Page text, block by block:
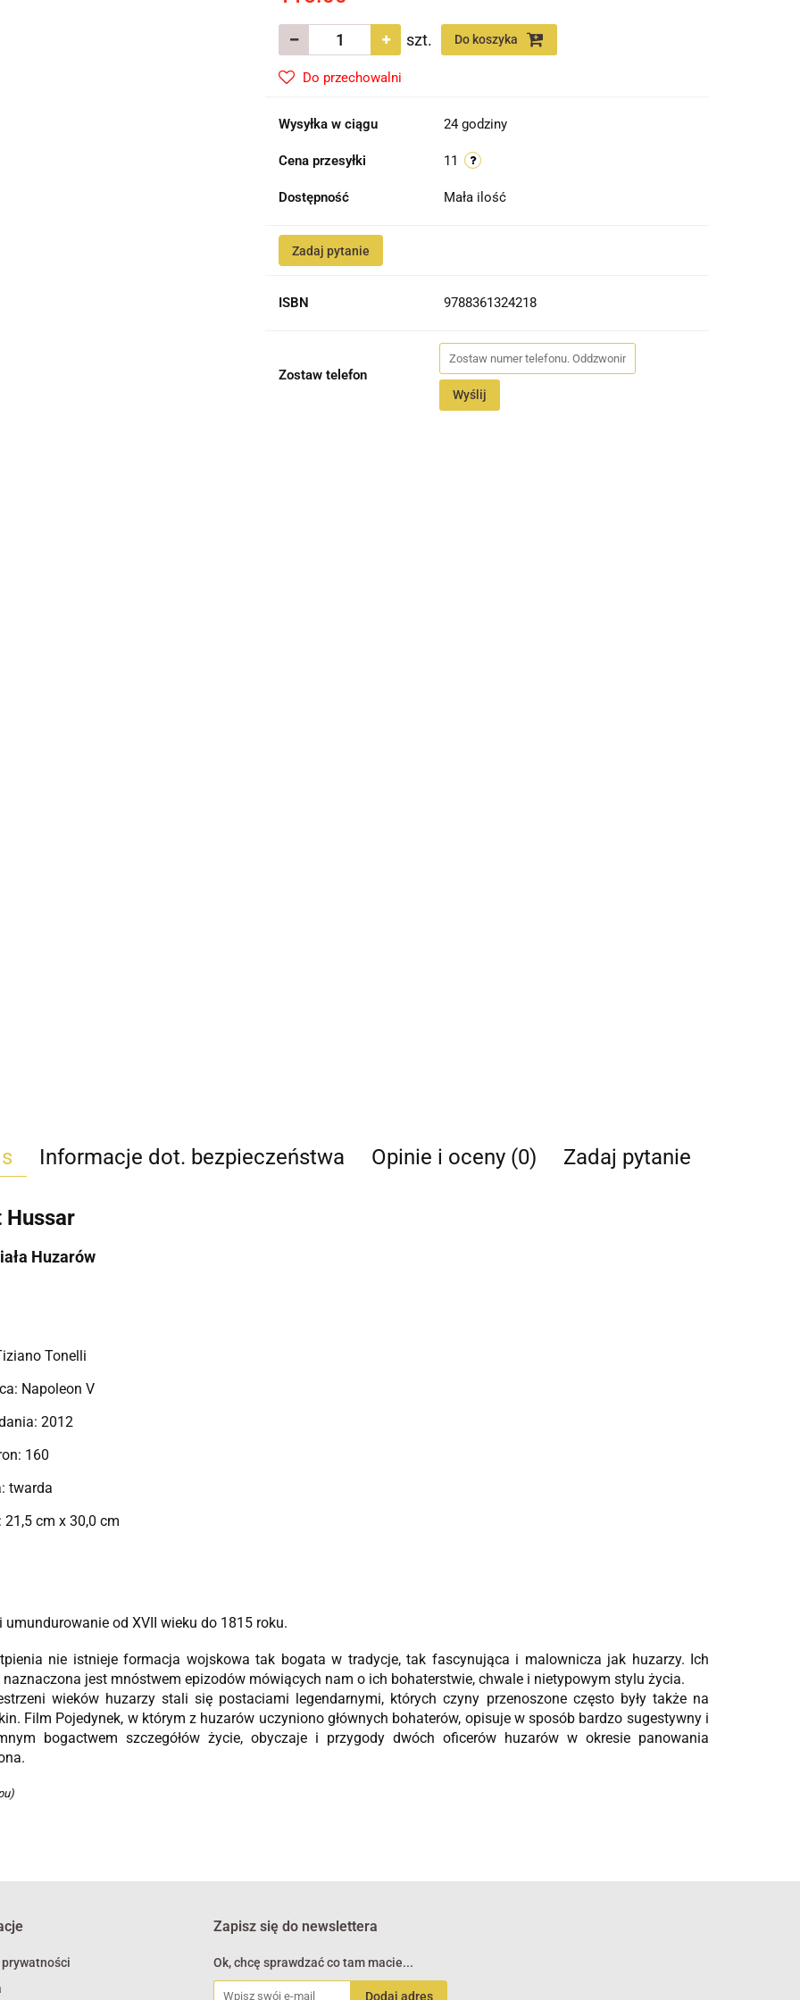
szt. Do koszyka
Do przechowalni
Wysyłka w ciągu 24 godziny
Cena przesyłki 11
Dostępność Mała ilość
Zadaj pytanie
ISBN 9788361324218
Zostaw telefon
Wyślij
Informacje dot. bezpieczeństwa Opinie i oceny (0) Zadaj pytanie
Hussar
Huzarów
Tonelli
Napoleon V
2012
160
twarda
21,5 cm x 30,0 cm
umundurowanie od XVII wieku do 1815 roku.
nie istnieje formacja wojskowa tak bogata w tradycje, tak fascynująca i malownicza jak huzarzy. Ich
jest mnóstwem epizodów mówiących nam o ich bohaterstwie, chwale i nietypowym stylu życia.
wieków huzarzy stali się postaciami legendarnymi, których czyny przenoszone często były także na
Film Pojedynek, w którym z huzarów uczyniono głównych bohaterów, opisuje w sposób bardzo sugestywny i
bogactwem szczegółów życie, obyczaje i przygody dwóch oficerów huzarów w okresie panowania
Zapisz się do newslettera
Ok, chcę sprawdzać co tam macie...